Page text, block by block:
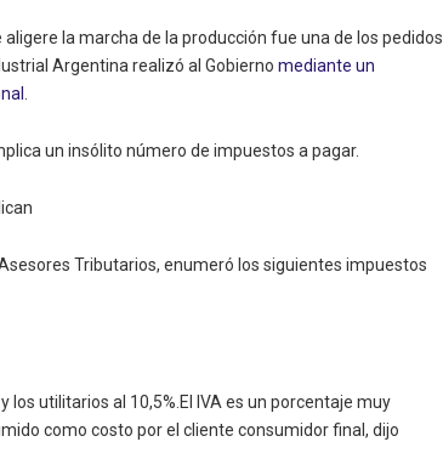
la marcha de la producción fue una de los pedidos
Argentina realizó al Gobierno mediante un
.
un insólito número de impuestos a pagar.
Tributarios, enumeró los siguientes impuestos
los utilitarios al 10,5%.El IVA es un porcentaje muy
como costo por el cliente consumidor final, dijo